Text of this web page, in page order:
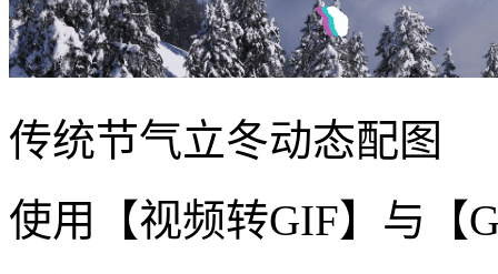
传统节气立冬动态配图
使用【视频转GIF】与【